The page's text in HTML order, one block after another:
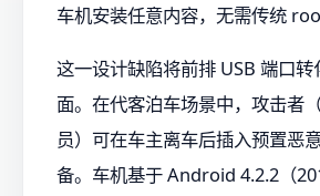
车机安装任意内容，无需传统
这一设计缺陷将前排 USB 端口
面。在代客泊车场景中，攻击者
员）可在车主离车后插入预置恶
备。车机基于 Android 4.2.2（